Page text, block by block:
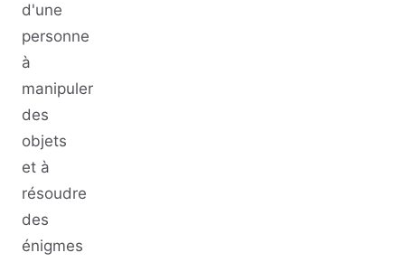
d'une
personne
à
manipuler
des
objets
et à
résoudre
des
énigmes